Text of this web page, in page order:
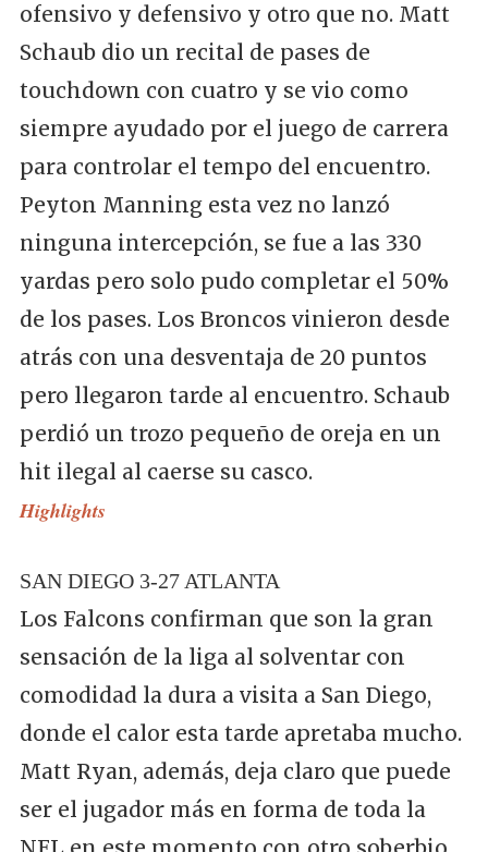
ofensivo y defensivo y otro que no. Matt
Schaub dio un recital de pases de
touchdown con cuatro y se vio como
siempre ayudado por el juego de carrera
para controlar el tempo del encuentro.
Peyton Manning esta vez no lanzó
ninguna intercepción, se fue a las 330
yardas pero solo pudo completar el 50%
de los pases. Los Broncos vinieron desde
atrás con una desventaja de 20 puntos
pero llegaron tarde al encuentro. Schaub
perdió un trozo pequeño de oreja en un
hit ilegal al caerse su casco.
Highlights
SAN DIEGO 3-27 ATLANTA
Los Falcons confirman que son la gran
sensación de la liga al solventar con
comodidad la dura a visita a San Diego,
donde el calor esta tarde apretaba mucho.
Matt Ryan, además, deja claro que puede
ser el jugador más en forma de toda la